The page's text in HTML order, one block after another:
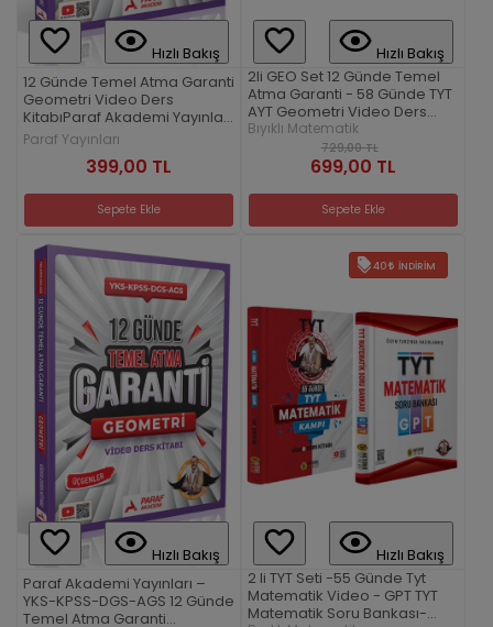
Hızlı Bakış
12 Günde Temel Atma Garanti
Geometri Video Ders
KitabıParaf Akademi Yayınları
– YKS-KPSS-DGS-AGS
Paraf Yayınları
399,00 TL
Sepete Ekle
Hızlı Bakış
2li GEO Set 12 Günde Temel
Atma Garanti - 58 Günde TYT
AYT Geometri Video Ders
Kitabı
Bıyıklı Matematik
729,00 TL
699,00 TL
Sepete Ekle
Hızlı Bakış
Paraf Akademi Yayınları –
YKS-KPSS-DGS-AGS 12 Günde
Temel Atma Garanti
40 İNDIRIM
Hızlı Bakış
2 li TYT Seti -55 Günde Tyt
Matematik Video - GPT TYT
Matematik Soru Bankası-